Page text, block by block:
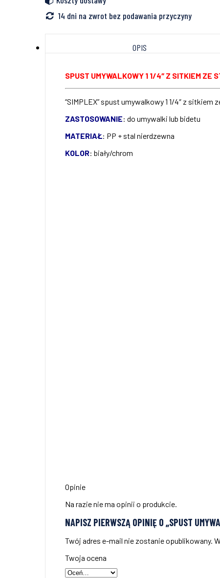
14 dni na zwrot bez podawania przyczyny
OPIS
SPUST UMYWALKOWY 1 1/4″ Z SITKIEM ZE
“SIMPLEX” spust umywalkowy 1 1/4″ z
ZASTOSOWANIE: do umywalki lub bidetu
MATERIAŁ: PP + stal nierdzewna
KOLOR: biały/chrom
Opinie
Na razie nie ma opinii o produkcie.
NAPISZ PIERWSZĄ OPINIĘ O „SPUST
Twój adres e-mail nie zostanie opublikowany.
Twoja ocena